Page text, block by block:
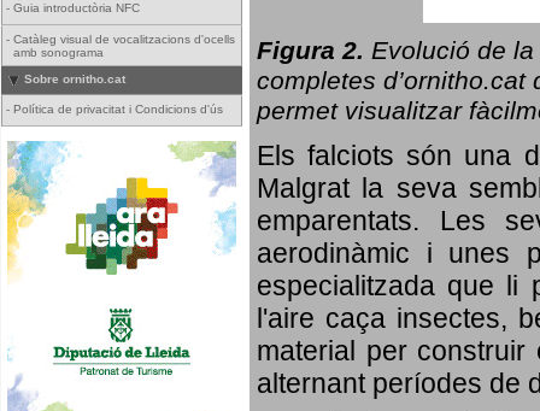
- Guia introductòria NFC
- Catàleg visual de vocalitzacions d'ocells
amb sonograma
Sobre ornitho.cat
- Política de privacitat i Condicions d'ús
Figura 2. Evolució de la
completes d’ornitho.cat
permet visualitzar
Els falciots són una
Malgrat la seva
emparentats. Les
aerodinàmic i unes
especialitzada que li
l'aire caça insectes,
material per
alternant períodes de